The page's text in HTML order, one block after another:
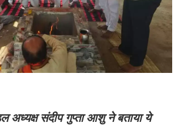
अध्यक्ष संदीप गुप्ता आशु ने बताया ये